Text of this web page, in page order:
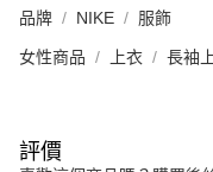
品牌 NIKE 服飾
女性商品 上衣 長袖
評價